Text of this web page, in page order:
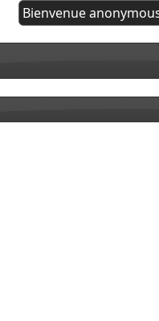
Bienvenue